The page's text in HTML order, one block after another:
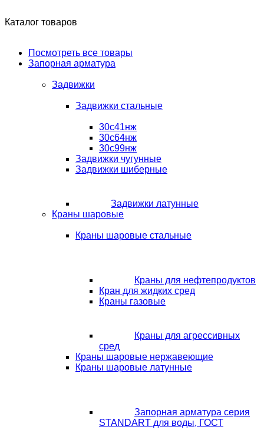
Каталог товаров
Посмотреть все товары
Запорная арматура
Задвижки
Задвижки стальные
30с41нж
30с64нж
30с99нж
Задвижки чугунные
Задвижки шиберные
Задвижки латунные
Краны шаровые
Краны шаровые стальные
Краны для нефтепродуктов
Кран для жидких сред
Краны газовые
Краны для агрессивных
сред
Краны шаровые нержавеющие
Краны шаровые латунные
Запорная арматура серия
STANDART для воды, ГОСТ